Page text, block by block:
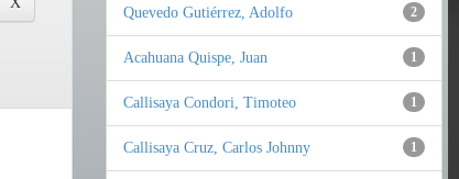
2
Quevedo Gutiérrez, Adolfo
1
Acahuana Quispe, Juan
1
Callisaya Condori, Timoteo
1
Callisaya Cruz, Carlos Johnny